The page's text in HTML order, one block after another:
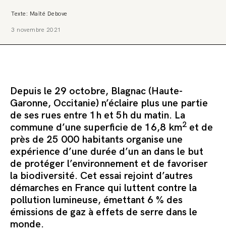
Texte: Maïté Debove
3 novembre 2021
Depuis le 29 octobre, Blagnac (Haute-
Garonne, Occitanie) n’éclaire plus une partie
de ses rues entre 1h et 5h du matin. La
commune d’une superficie de 16,8 km2 et de
près de 25 000 habitants organise une
expérience d’une durée d’un an dans le but
de protéger l’environnement et de favoriser
la biodiversité. Cet essai rejoint d’autres
démarches en France qui luttent contre la
pollution lumineuse, émettant 6 % des
émissions de gaz à effets de serre dans le
monde.
🔥 Le groupe Pierre Fabre, qui pèse 3,2 milliards d’euros, nous
Une procédure bâillon. Notre tort ? Avoir voulu protéger
veut nous faire taire. Cette procédure bâillon vise à nous affaiblir et,
Continuer de lire l’article
Commander le pack